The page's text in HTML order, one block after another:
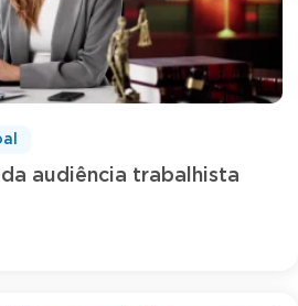
audiência trabalhista